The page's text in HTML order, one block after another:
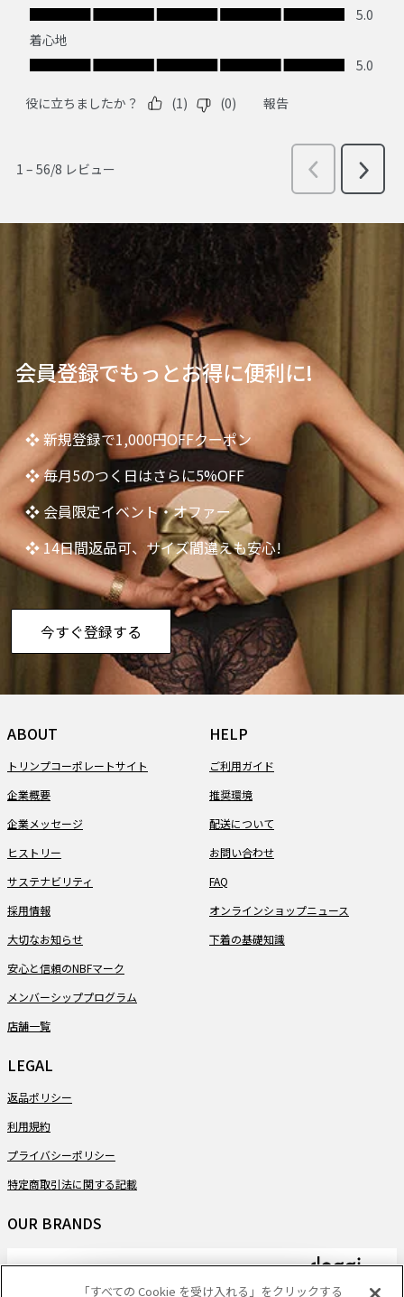
会員登録でもっとお得に便利に!
❖ 新規登録で1,000円OFFクーポン
❖ 毎月5のつく日はさらに5%OFF
❖ 会員限定イベント・オファー
❖ 14日間返品可、サイズ間違えも安心!
今すぐ登録する
ABOUT
トリンプコーポレートサイト
企業概要
企業メッセージ
ヒストリー
サステナビリティ
採用情報
大切なお知らせ
安心と信頼のNBFマーク
メンバーシッププログラム
店舗一覧
HELP
ご利用ガイド
推奨環境
配送について
お問い合わせ
FAQ
オンラインショップニュース
下着の基礎知識
LEGAL
返品ポリシー
利用規約
プライバシーポリシー
特定商取引法に関する記載
OUR BRANDS
「すべての Cookie を受け入れる」をクリックする